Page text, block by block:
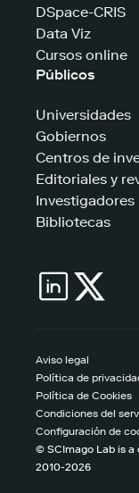
DSpace-CRIS
Data Viz
Cursos online
Públicos
Universidades
Gobiernos
Centros de
Editoriales y
Investigadores
Bibliotecas
© SCImago Lab is a
2010-2026
Aviso legal
Política de
Política de Cookies
Condiciones del
Configuración de